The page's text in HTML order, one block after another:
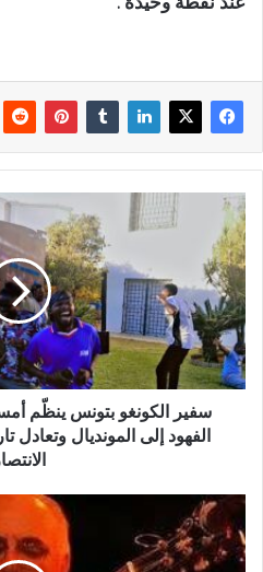
سفير الكونغو بتونس ينظّم
الفهود إلى المونديال وتعادل